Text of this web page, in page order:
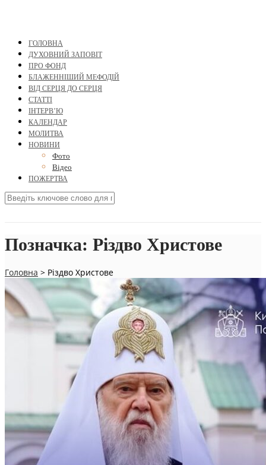
ГОЛОВНА
ДУХОВНИЙ ЗАПОВІТ
ПРО ФОНД
БЛАЖЕННІШИЙ МЕФОДІЙ
ВІД СЕРЦЯ ДО СЕРЦЯ
СТАТТІ
ІНТЕРВ’Ю
КАЛЕНДАР
МОЛИТВА
НОВИНИ
Фото
Відео
ПОЖЕРТВА
Позначка: Різдво Христове
Головна > Різдво Христове